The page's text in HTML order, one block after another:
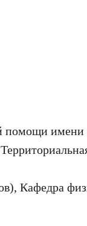
помощи
Кафедра